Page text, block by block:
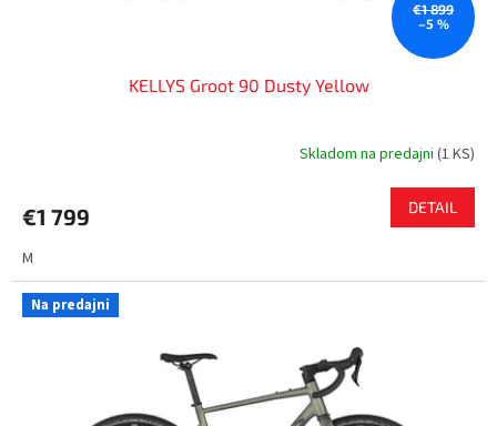
€1 899
–5 %
KELLYS Groot 90 Dusty Yellow
Skladom na predajni (1 KS)
€1 799 DETAIL
M
Na predajni